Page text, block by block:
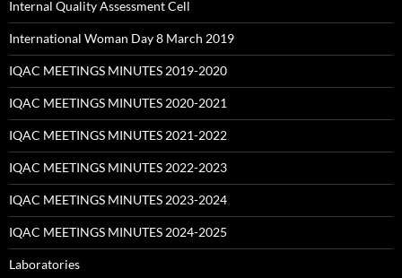
Internal Quality Assessment Cell
International Woman Day 8 March 2019
IQAC MEETINGS MINUTES 2019-2020
IQAC MEETINGS MINUTES 2020-2021
IQAC MEETINGS MINUTES 2021-2022
IQAC MEETINGS MINUTES 2022-2023
IQAC MEETINGS MINUTES 2023-2024
IQAC MEETINGS MINUTES 2024-2025
Laboratories